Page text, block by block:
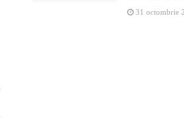
31 octombrie